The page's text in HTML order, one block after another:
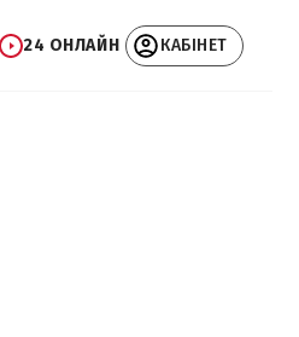
24 ОНЛАЙН КАБІНЕТ